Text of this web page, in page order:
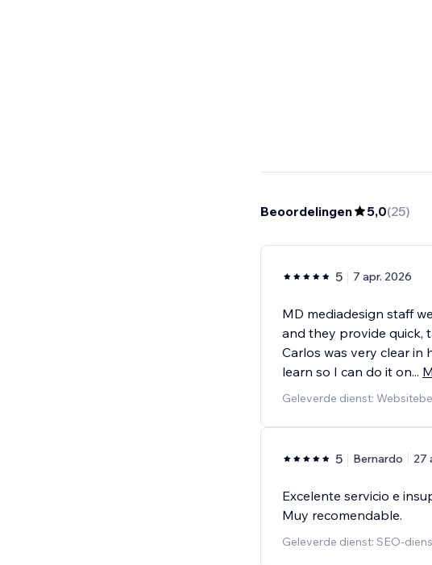
Beoordelingen 5,0(25)
5 7 apr. 2026
MD mediadesign staff
and they provide quick,
Carlos was very clear in
learn so I can do it on...
Geleverde dienst:
5 Bernardo 27
Excelente servicio e
Muy recomendable.
Geleverde dienst: SEO-